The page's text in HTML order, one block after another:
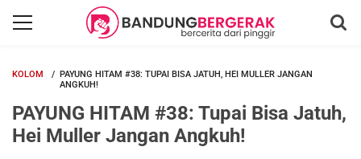
KOLOM
PAYUNG HITAM #38: TUPAI BISA JATUH, HEI MULLER JANGAN
ANGKUH!
PAYUNG HITAM #38: Tupai Bisa Jatuh,
Hei Muller Jangan Angkuh!